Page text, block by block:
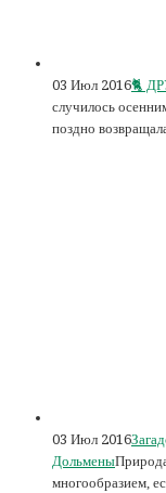
03 Июл 2016🐈
случилось
поздно
03 Июл 2016
Дольмены
многообразием,